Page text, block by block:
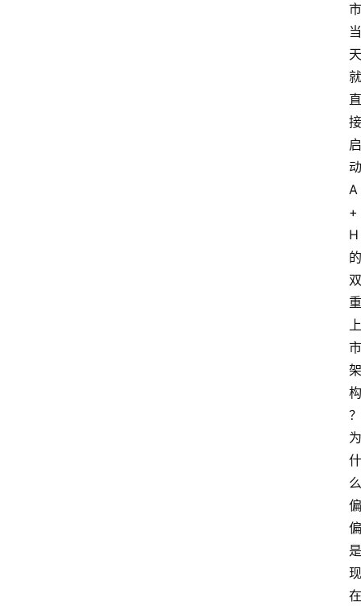
市
当
天
就
直
接
启
动
A
+
H
的
双
重
上
市
架
构
？
为
什
么
偏
偏
是
现
在